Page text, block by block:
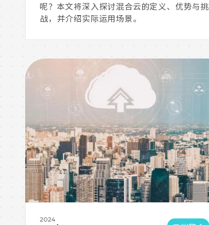
呢？本文将深入探讨混合云的定义、优势与挑
战，并介绍实际运用场景。
2024